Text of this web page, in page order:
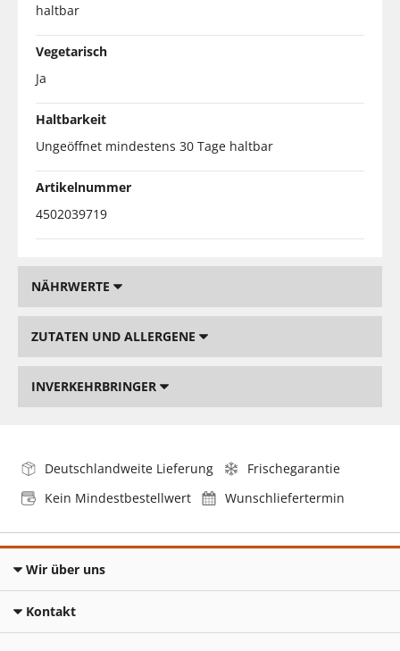
haltbar
Vegetarisch
Ja
Haltbarkeit
Ungeöffnet mindestens 30 Tage haltbar
Artikelnummer
4502039719
NÄHRWERTE
ZUTATEN UND ALLERGENE
INVERKEHRBRINGER
Deutschlandweite Lieferung
Frischegarantie
Kein Mindestbestellwert
Wunschliefertermin
Wir über uns
Kontakt